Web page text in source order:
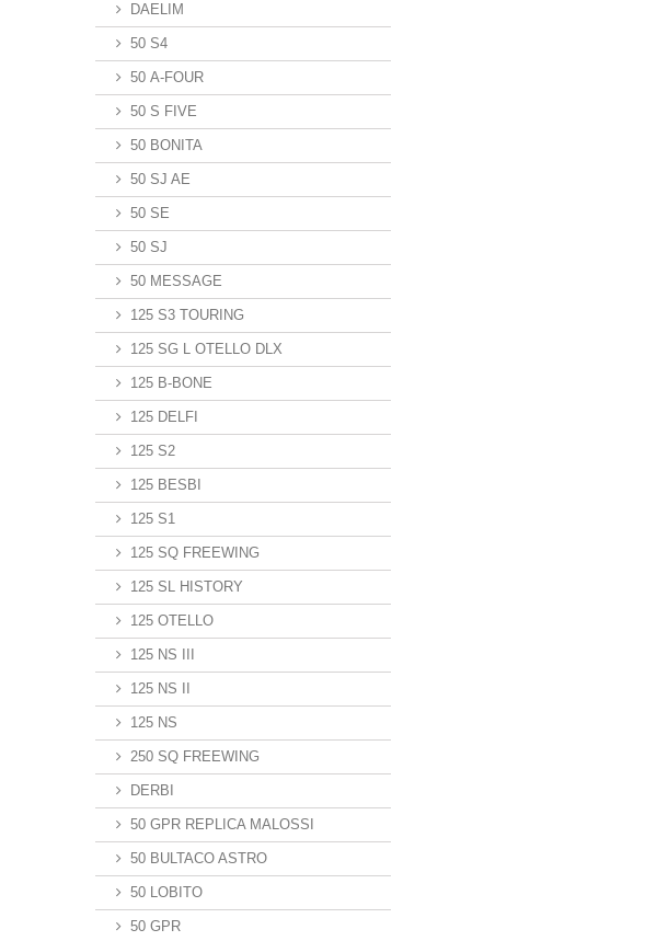
DAELIM
50 S4
50 A-FOUR
50 S FIVE
50 BONITA
50 SJ AE
50 SE
50 SJ
50 MESSAGE
125 S3 TOURING
125 SG L OTELLO DLX
125 B-BONE
125 DELFI
125 S2
125 BESBI
125 S1
125 SQ FREEWING
125 SL HISTORY
125 OTELLO
125 NS III
125 NS II
125 NS
250 SQ FREEWING
DERBI
50 GPR REPLICA MALOSSI
50 BULTACO ASTRO
50 LOBITO
50 GPR